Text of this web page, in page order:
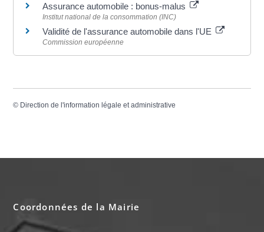
Assurance automobile : bonus-malus
Institut national de la consommation (INC)
Validité de l'assurance automobile dans l'UE
Commission européenne
© Direction de l'information légale et administrative
Coordonnées de la Mairie